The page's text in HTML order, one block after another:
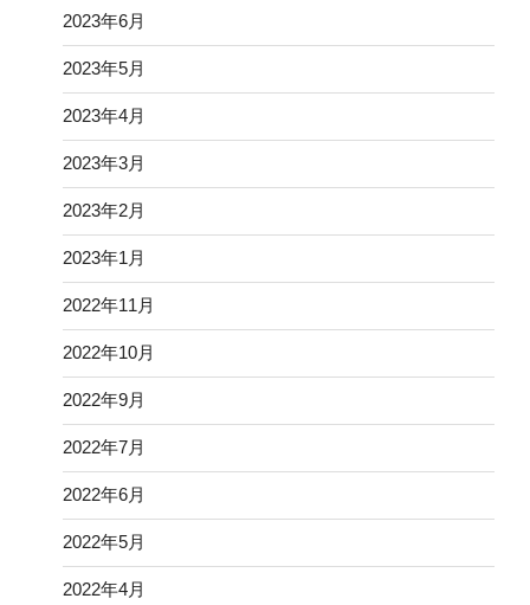
2023年6月
2023年5月
2023年4月
2023年3月
2023年2月
2023年1月
2022年11月
2022年10月
2022年9月
2022年7月
2022年6月
2022年5月
2022年4月